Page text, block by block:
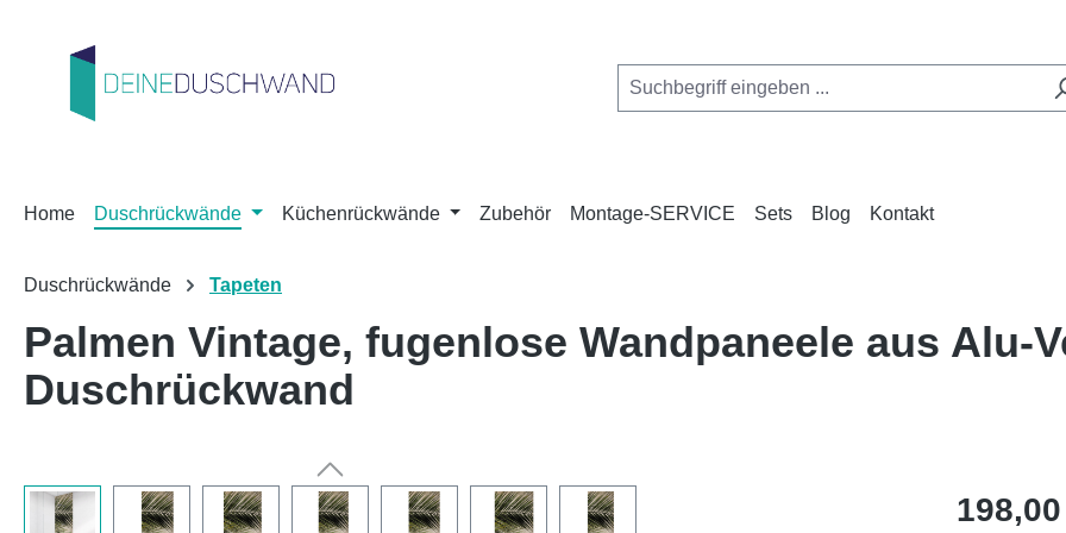
Home Duschrückwände Küchenrückwände Zubehör Montage-SERVICE Sets Blog Kontakt
Duschrückwände Tapeten
Palmen Vintage, fugenlose Wandpaneele aus Alu-
Duschrückwand
Regulärer